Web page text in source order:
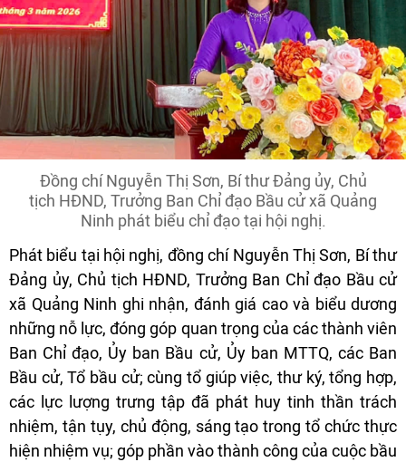
Đồng chí Nguyễn Thị Sơn, Bí thư Đảng ủy, Chủ
tịch HĐND, Trưởng Ban Chỉ đạo Bầu cử xã Quảng
Ninh phát biểu chỉ đạo tại hội nghị.
Phát biểu tại hội nghị, đồng chí Nguyễn Thị Sơn, Bí thư
Đảng ủy, Chủ tịch HĐND, Trưởng Ban Chỉ đạo Bầu cử
xã Quảng Ninh ghi nhận, đánh giá cao và biểu dương
những nỗ lực, đóng góp quan trọng của các thành viên
Ban Chỉ đạo, Ủy ban Bầu cử, Ủy ban MTTQ, các Ban
Bầu cử, Tổ bầu cử; cùng tổ giúp việc, thư ký, tổng hợp,
các lực lượng trưng tập đã phát huy tinh thần trách
nhiệm, tận tụy, chủ động, sáng tạo trong tổ chức thực
hiện nhiệm vụ; góp phần vào thành công của cuộc bầu